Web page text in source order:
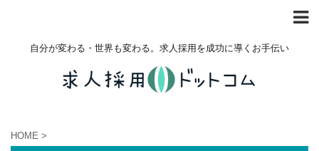
自分が変わる・世界も変わる。求人採用を成功に導くお手伝い
HOME >